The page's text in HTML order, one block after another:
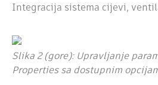
Integracija sistema cijevi,
Slika 2 (gore): Upravljanje
Properties sa dostupnim